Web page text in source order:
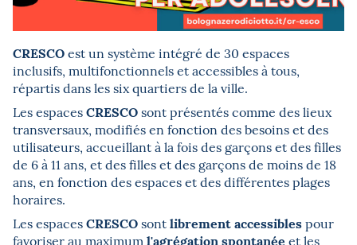
CRESCOest un système intégré de 30 espaces
inclusifs, multifonctionnels et accessibles à tous,
répartis dans les six quartiers de la ville.
Les espacesCRESCOsont présentés comme des lieux
transversaux, modifiés en fonction des besoins et des
utilisateurs, accueillant à la fois des garçons et des filles
de 6 à 11 ans, et des filles et des garçons de moins de 18
ans, en fonction des espaces et des différentes plages
horaires.
Les espacesCRESCOsontlibrement accessiblespour
favoriser au maximum l'agrégation spontanée et les